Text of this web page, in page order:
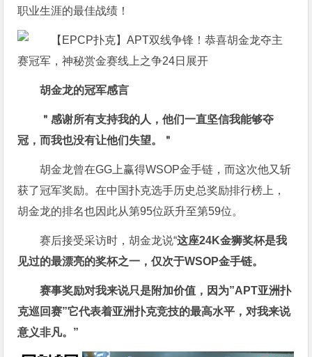
职业生涯的最佳战绩！
胡金龙的冠军感言
＂感谢所有支持我的人，他们一直坚信我能够夺
冠，而我也没有让他们失望。＂
胡金龙曾在GG上赢得WSOP金手链，而这次他又斩
获了冠军奖励。在中国扑克选手历史总奖励排行榜上，
胡金龙的排名也因此从第95位跃升至第59位。
赛后接受采访时，胡金龙说“这座24K金狮奖杯是我
见过的最漂亮的奖杯之一，仅次于WSOP金手链。
赛事奖励对我来说只是附加价值，因为”APT亚洲扑
克巡回赛”它代表着亚洲扑克竞技的最高水平，对我来说
意义非凡。”